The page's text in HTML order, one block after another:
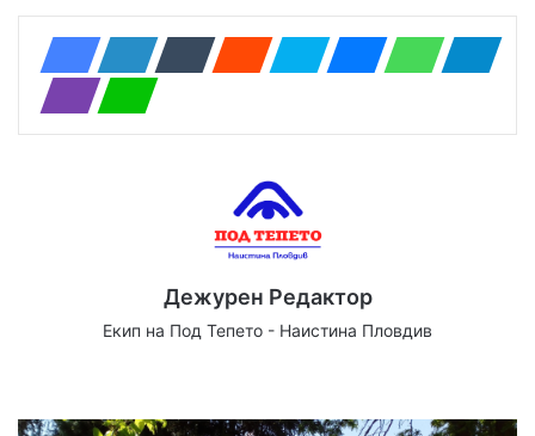
Дежурен Редактор
Екип на Под Тепето - Наистина Пловдив
te bo
ub ra